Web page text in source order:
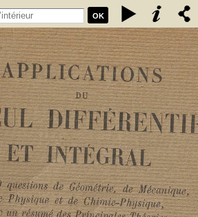
OK
et intégral : à 3500 questions de
de physique et de chimie-physique, avec
théories - Leib, David Deitch (1879-19..).